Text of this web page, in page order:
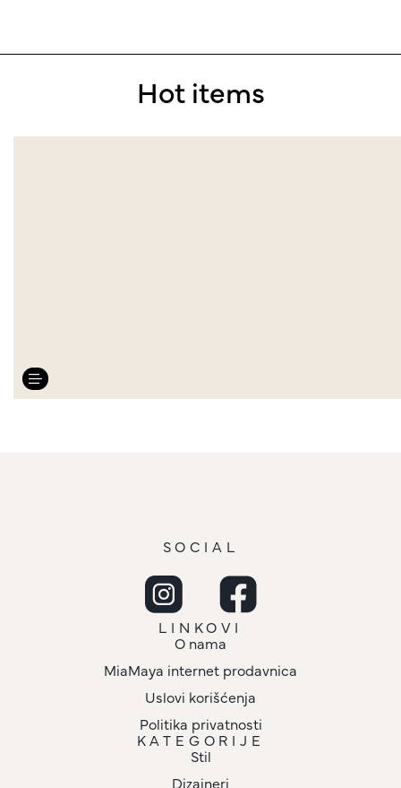
Hot items
LINKOVI
O nama
MiaMaya internet prodavnica
Uslovi korišćenja
Politika privatnosti
SOCIAL
KATEGORIJE
Stil
Dizajneri